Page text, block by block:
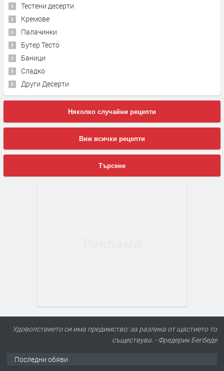
Тестени десерти
Кремове
Палачинки
Бутер Тесто
Баници
Сладко
Други Десерти
Няколко случайни рецепти
Виж всички рецепти
Търсене
Удоволствието си има предимство: за разлика от щастието то
съществува. - Фредерик Бегбеде
Последни обяви